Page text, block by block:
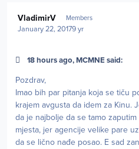
VladimirV Members
January 22, 20179 yr
18 hours ago, MCMNE said:
Pozdrav,
Imao bih par pitanja koja se tiču
krajem avgusta da idem za Kinu.
da je najbolje da se tamo
mjesta, jer agencije velike pare
da se lično nađe posao. E sad